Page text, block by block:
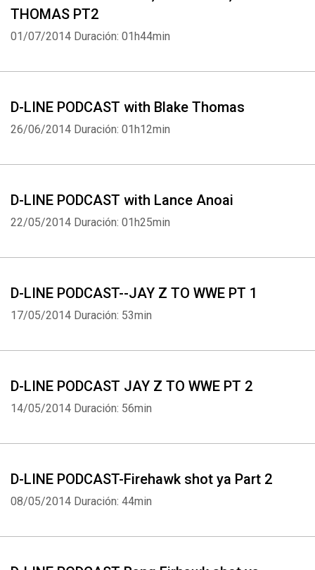
THOMAS PT2
01/07/2014 Duración: 01h44min
D-LINE PODCAST with Blake Thomas
26/06/2014 Duración: 01h12min
D-LINE PODCAST with Lance Anoai
22/05/2014 Duración: 01h25min
D-LINE PODCAST--JAY Z TO WWE PT 1
17/05/2014 Duración: 53min
D-LINE PODCAST JAY Z TO WWE PT 2
14/05/2014 Duración: 56min
D-LINE PODCAST-Firehawk shot ya Part 2
08/05/2014 Duración: 44min